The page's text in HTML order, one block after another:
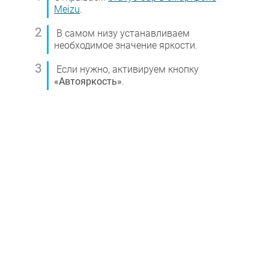
Meizu.
В самом низу устанавливаем
необходимое значение яркости.
Если нужно, активируем кнопку
«Автояркость».